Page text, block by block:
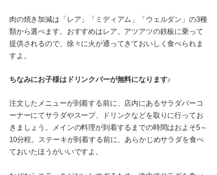
肉の焼き加減は「レア」「ミディアム」「ウェルダン」の3種
類から選べます。おすすめはレア。アツアツの鉄板に乗って
提供されるので、徐々に火が通ってきておいしく食べられま
すよ。
ちなみにお子様はドリンクバーが無料になります♪
注文したメニューが到着する前に、店内にあるサラダバーコ
ーナーにてサラダやスープ、ドリンクなどを取りに行ってお
きましょう。メインの料理が到着するまでの時間はおよそ5～
10分程。ステーキが到着する前に、あらかじめサラダを食べ
ておいたほうがいいですよ。